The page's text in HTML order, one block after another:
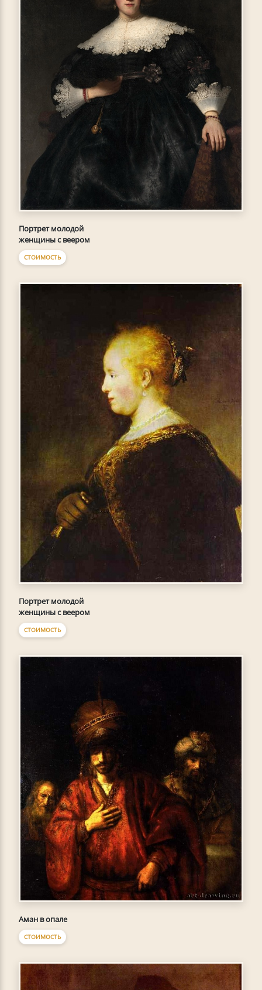
Портрет молодой
женщины с веером
СТОИМОСТЬ
Портрет молодой
женщины с веером
СТОИМОСТЬ
Аман в опале
СТОИМОСТЬ